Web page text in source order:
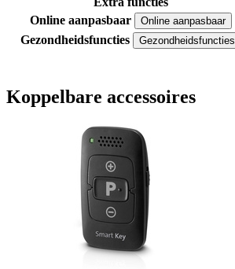
Online aanpasbaar
Online aanpasbaar
Gezondheidsfuncties
Gezondheidsfuncties
Koppelbare accessoires